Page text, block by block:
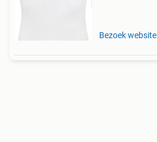
Bezoek website